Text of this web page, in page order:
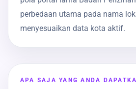
perbedaan utama pada nama
menyesuaikan data kota aktif.
APA SAJA YANG ANDA